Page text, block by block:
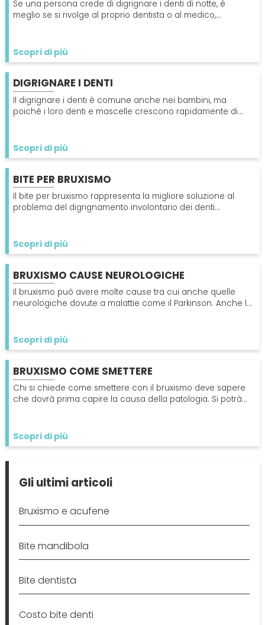
Se una persona crede di digrignare i denti di notte, è
meglio se si rivolge al proprio dentista o al medico,
Scopri di più
DIGRIGNARE I DENTI
Il digrignare i denti è comune anche nei bambini, ma
poiché i loro denti e mascelle crescono rapidamente di
Scopri di più
BITE PER BRUXISMO
Il bite per bruxismo rappresenta la migliore soluzione al
problema del digrignamento involontario dei denti
Scopri di più
BRUXISMO CAUSE NEUROLOGICHE
Il bruxismo può avere molte cause tra cui anche quelle
neurologiche dovute a malattie come il Parkinson. Anche lo
Scopri di più
BRUXISMO COME SMETTERE
Chi si chiede come smettere con il bruxismo deve sapere
che dovrà prima capire la causa della patologia. Si potrà
Scopri di più
Gli ultimi articoli
Bruxismo e acufene
Bite mandibola
Bite dentista
Costo bite denti